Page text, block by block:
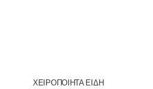
ΧΕΙΡΟΠΟΊΗΤΑ ΕΊΔΗ